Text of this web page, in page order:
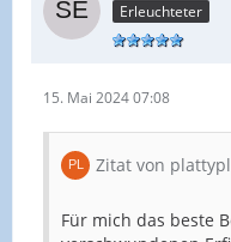
Erleuchteter
15. Mai 2024 07:08
Zitat von
Für mich das beste